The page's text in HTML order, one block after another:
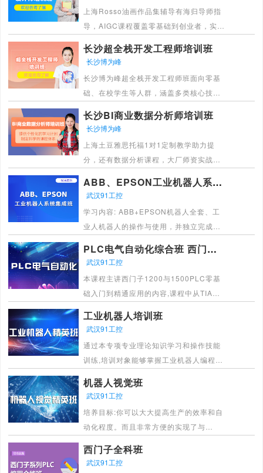
上海Rosso油画作品集辅导有海归导师指
导，AIGC课程覆盖零基础到创业者，实战
高薪领域。
长沙超全栈开发工程师培训班
长沙博为峰
长沙博为峰超全栈开发工程师班面向零基
础、在校学生等人群，涵盖多类核心技
你快速入行IT拿高薪。
长沙BI商业数据分析师培训班
长沙博为峰
上海土豆雅思托福1对1定制教学助力提
分，还有数据分析课程，大厂师资实战教
一步。
ABB、EPSON工业机器人系统集成班
武汉91工控
学习内容: ABB+EPSON机器人全套、工
业人机器人的操作与使用，并独立完成中
机器人电气测试，知识全 面的优异者可以
[详情]
PLC电气自动化综合班 西门子1200/1500
武汉91工控
本课程主讲西门子1200与1500PLC零基
础入门到精通应用的内容,课程中从TIA博
置、数据类型和编程指令应用、用户程序
高速计数与编码器功能应用、PID与定位
控制应用、运动控制指令及项目应用、全
面的通讯功能应用:PROFINET通讯
MODBUS通讯等。
[详情]
工业机器人培训班
武汉91工控
通过本专项专业理论知识学习和操作技能
训练,培训对象能够掌握工业机器人编程与
合分析和处理本职业高难度生产技术和关
材料、新设备进行技术革新和改造以及维
护和调试
[详情]
机器人视觉班
武汉91工控
培养目标:你可以大大提高生产的效率和自
动化程度。而且非常方便的实现了与
深入学握图像处理原理知识与算子指令，
西门子全科班
武汉91工控